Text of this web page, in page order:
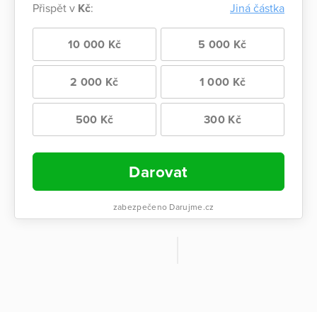
Přispět v Kč: Jiná částka
10 000 Kč 5 000 Kč
2 000 Kč 1 000 Kč
500 Kč 300 Kč
Darovat
zabezpečeno Darujme.cz